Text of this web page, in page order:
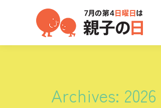
Archives: 2026